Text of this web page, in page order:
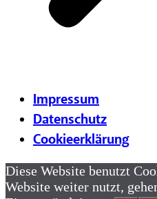
Impressum
Datenschutz
Cookieerklärung
Diese Website benutzt
Website weiter nutzt,